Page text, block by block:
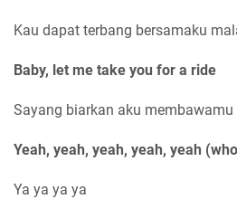
Kau dapat terbang bersamaku
Baby, let me take you for a ride
Sayang biarkan aku membawamu
Yeah, yeah, yeah, yeah, yeah
Ya ya ya ya